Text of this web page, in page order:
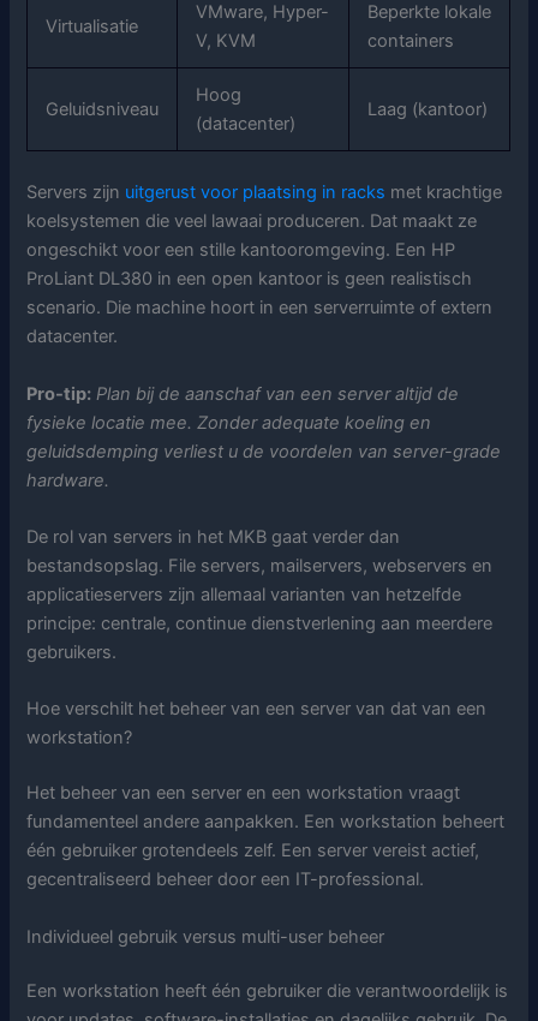
Virtualisatie
VMware, Hyper-
V, KVM
Beperkte lokale
containers
Geluidsniveau
Hoog
(datacenter)
Laag (kantoor)
Servers zijn uitgerust voor plaatsing in racks met krachtige
koelsystemen die veel lawaai produceren. Dat maakt ze
ongeschikt voor een stille kantooromgeving. Een HP
ProLiant DL380 in een open kantoor is geen realistisch
scenario. Die machine hoort in een serverruimte of extern
datacenter.
Pro-tip: Plan bij de aanschaf van een server altijd de
fysieke locatie mee. Zonder adequate koeling en
geluidsdemping verliest u de voordelen van server-grade
hardware.
De rol van servers in het MKB gaat verder dan
bestandsopslag. File servers, mailservers, webservers en
applicatieservers zijn allemaal varianten van hetzelfde
principe: centrale, continue dienstverlening aan meerdere
gebruikers.
Hoe verschilt het beheer van een server van dat van een
workstation?
Het beheer van een server en een workstation vraagt
fundamenteel andere aanpakken. Een workstation beheert
één gebruiker grotendeels zelf. Een server vereist actief,
gecentraliseerd beheer door een IT-professional.
Individueel gebruik versus multi-user beheer
Een workstation heeft één gebruiker die verantwoordelijk is